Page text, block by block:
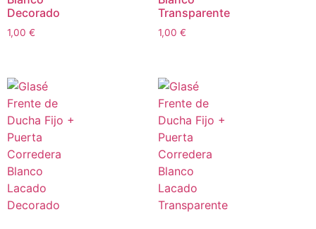
Decorado
1,00 €
Transparente
1,00 €